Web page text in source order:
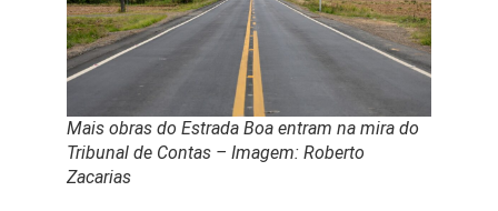
Mais obras do Estrada Boa entram na mira do
Tribunal de Contas – Imagem: Roberto
Zacarias